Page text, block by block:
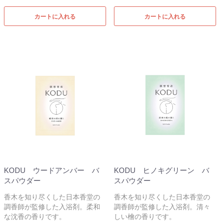
カートに入れる カートに入れる
KODU ウードアンバー バ
スパウダー
香木を知り尽くした日本香堂の
調香師が監修した入浴剤。柔和
な沈香の香りです。
KODU ヒノキグリーン バ
スパウダー
香木を知り尽くした日本香堂の
調香師が監修した入浴剤。清々
しい檜の香りです。